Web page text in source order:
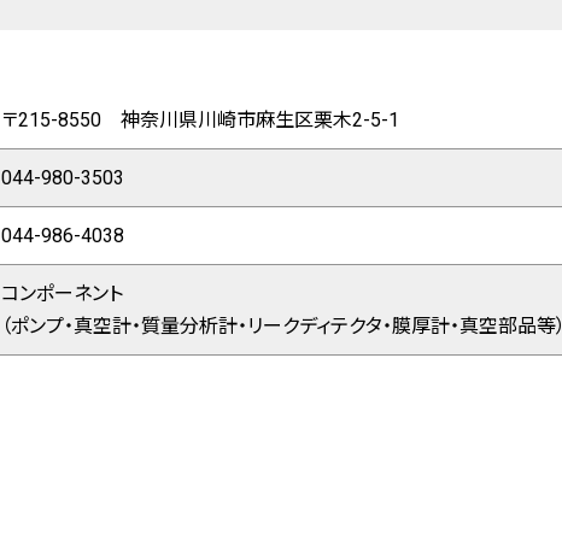
〒215-8550 神奈川県川崎市麻生区栗木2-5-1
044-980-3503
044-986-4038
コンポーネント
（ポンプ・真空計・質量分析計・リークディテクタ・膜厚計・真空部品等）